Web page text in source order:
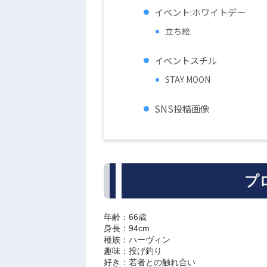
イベント:ホワイトデー
立ち絵
イベントスチル
STAY MOON
SNS投稿画像
プ
年齢：66歳
身長：94cm
種族：ハーヴィン
趣味：投げ釣り
好き：若者との触れ合い